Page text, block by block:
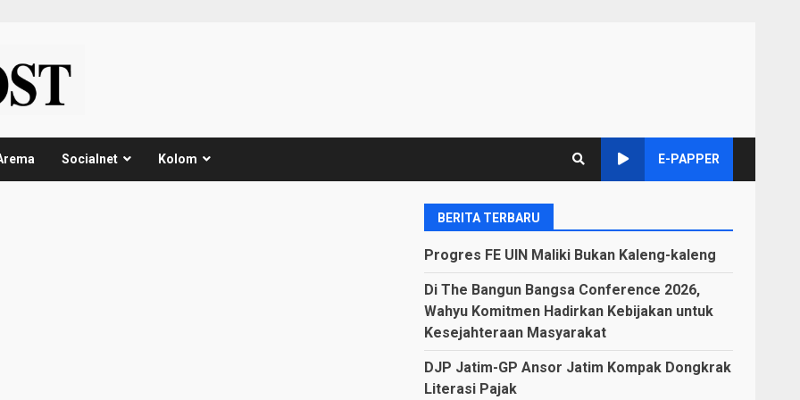
Socialnet Kolom E-PAPPER
BERITA TERBARU
Progres FE UIN Maliki Bukan Kaleng-kaleng
Di The Bangun Bangsa Conference 2026,
Wahyu Komitmen Hadirkan Kebijakan untuk
Kesejahteraan Masyarakat
DJP Jatim-GP Ansor Jatim Kompak Dongkrak
Literasi Pajak